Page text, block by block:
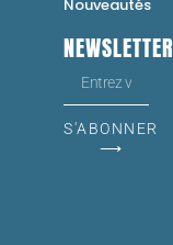
Nouveautés
S'ABONNER
⟶